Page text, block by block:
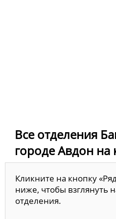
Все отделения
городе Авдон на
Кликните на кнопку
ниже, чтобы взглянуть
отделения.